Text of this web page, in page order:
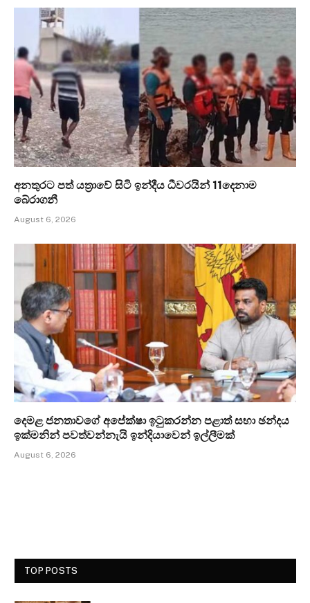
අනතුරට පත් යත්‍රාවේ සිටි ඉන්දීය ධීවරයින් 11දෙනාම
බේරාගනී
August 6, 2026
දෙමළ ජනතාවගේ අපේක්ෂා ඉටුකරන්න පළාත් සභා ඡන්දය
ඉක්මනින් පවත්වන්නැයි ඉන්දියාවෙන් ඉල්ලීමක්
August 6, 2026
TOP POSTS